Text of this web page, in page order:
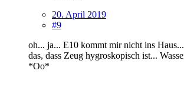
20. April 2019
#9
oh... ja... E10 kommt mir nicht ins
das, dass Zeug hygroskopisch ist...
*Oo*